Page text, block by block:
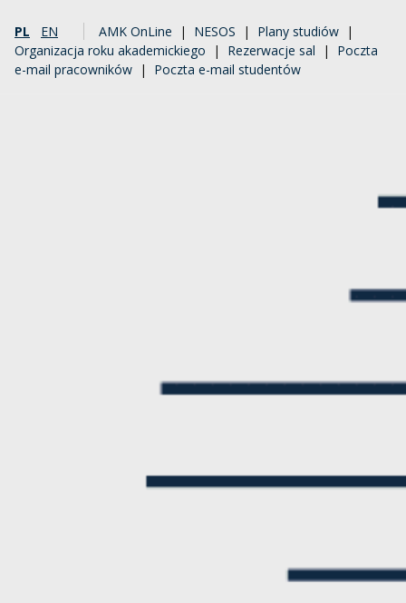
PL EN AMK OnLine | NESOS | Plany studiów |
Organizacja roku akademickiego | Rezerwacje sal | Poczta
e-mail pracowników | Poczta e-mail studentów